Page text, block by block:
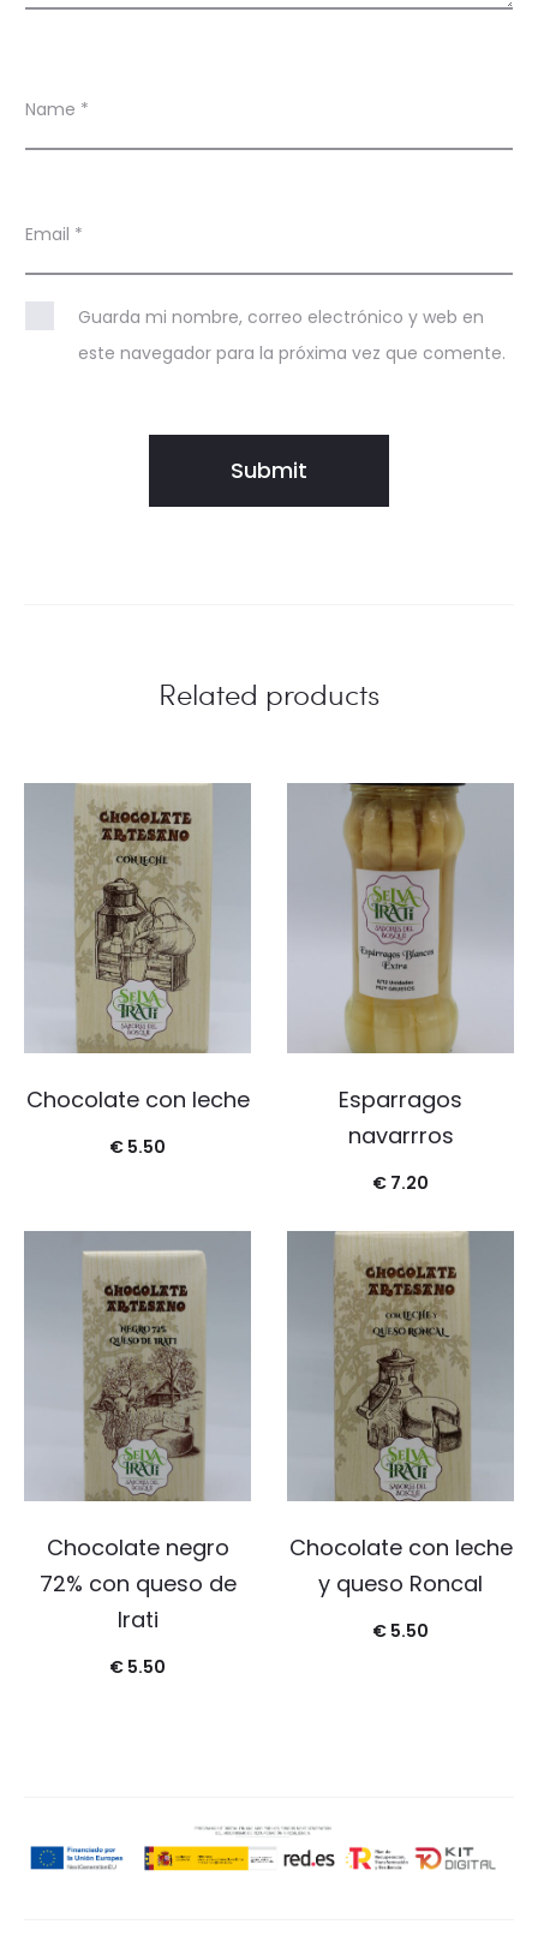
Name *
Email *
Guarda mi nombre, correo electrónico y web en
este navegador para la próxima vez que comente.
Related products
Chocolate con leche
€ 5.50
Esparragos
navarrros
€ 7.20
Chocolate negro
72% con queso de
Irati
€ 5.50
Chocolate con leche
y queso Roncal
€ 5.50